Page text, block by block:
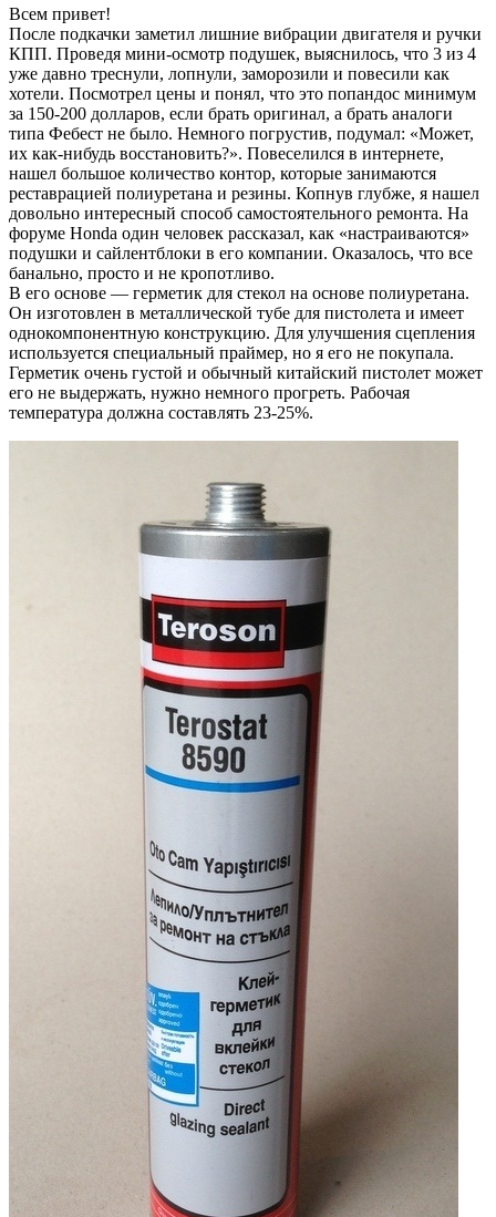
Всем привет!
После подкачки заметил лишние вибрации двигателя и ручки
КПП. Проведя мини-осмотр подушек, выяснилось, что 3 из 4
уже давно треснули, лопнули, заморозили и повесили как
хотели. Посмотрел цены и понял, что это попандос минимум
за 150-200 долларов, если брать оригинал, а брать аналоги
типа Фебест не было. Немного погрустив, подумал: «Может,
их как-нибудь восстановить?». Повеселился в интернете,
нашел большое количество контор, которые занимаются
реставрацией полиуретана и резины. Копнув глубже, я нашел
довольно интересный способ самостоятельного ремонта. На
форуме Honda один человек рассказал, как «настраиваются»
подушки и сайлентблоки в его компании. Оказалось, что все
банально, просто и не кропотливо.
В его основе — герметик для стекол на основе полиуретана.
Он изготовлен в металлической тубе для пистолета и имеет
однокомпонентную конструкцию. Для улучшения сцепления
используется специальный праймер, но я его не покупала.
Герметик очень густой и обычный китайский пистолет может
его не выдержать, нужно немного прогреть. Рабочая
температура должна составлять 23-25%.